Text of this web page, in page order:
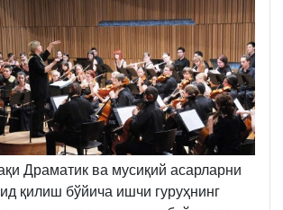
Драматик ва мусиқий асарларни
қилиш бўйича ишчи гуруҳнинг